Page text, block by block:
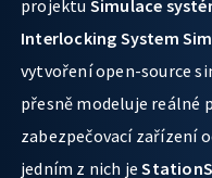
projektu Simulace
Interlocking System
vytvoření open-source
přesně modeluje
zabezpečovací zařízení
jedním z nich je